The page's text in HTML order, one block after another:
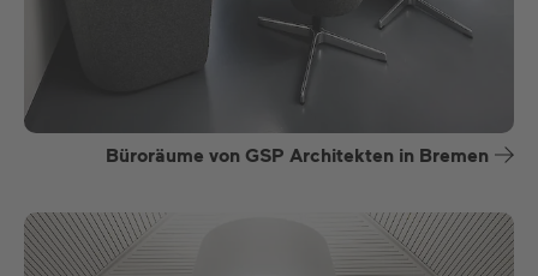
Büroräume von GSP Architekten in Bremen